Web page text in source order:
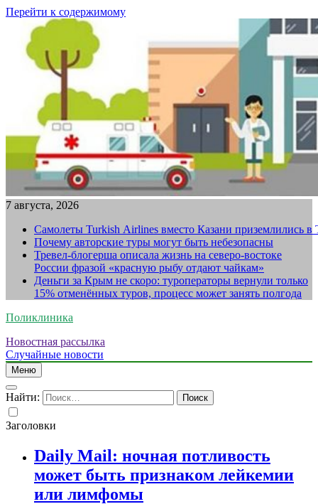
Перейти к содержимому
7 августа, 2026
Самолеты Turkish Airlines вместо Казани приземлились в
Почему авторские туры могут быть небезопасны
Тревел-блогерша описала жизнь на северо-востоке
России фразой «красную рыбу отдают чайкам»
Деньги за Крым не скоро: туроператоры вернули только
15% отменённых туров, процесс может занять полгода
Поликлиника
Новостная рассылка
Случайные новости
Меню
Найти:
Заголовки
Daily Mail: ночная потливость
может быть признаком лейкемии
или лимфомы